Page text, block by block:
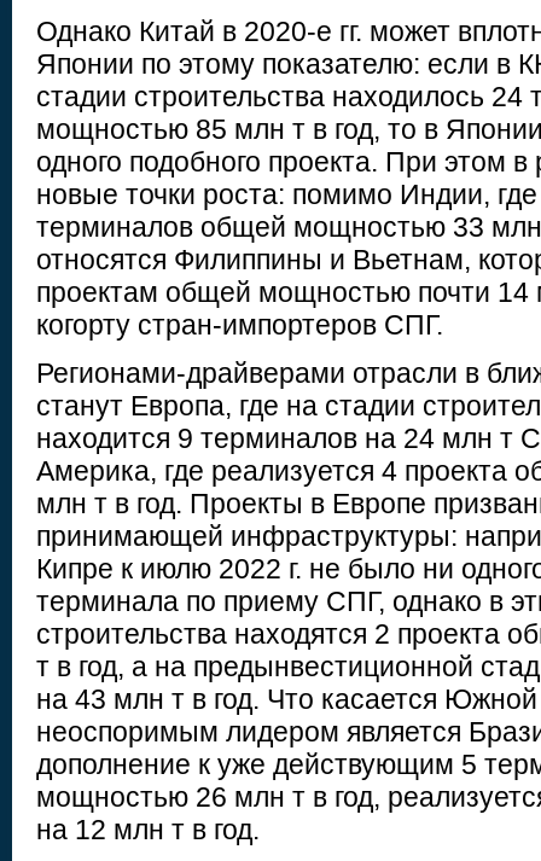
Однако Китай в 2020-е гг. может
Японии по этому показателю: если в
стадии строительства находилось
мощностью 85 млн т в год, то в
одного подобного проекта. При этом в
новые точки роста: помимо Индии,
терминалов общей мощностью 33 млн
относятся Филиппины и Вьетнам,
проектам общей мощностью почти 14
когорту стран-импортеров СПГ.
Регионами-драйверами отрасли в
станут Европа, где на стадии
находится 9 терминалов на 24 млн т
Америка, где реализуется 4 проекта
млн т в год. Проекты в Европе
принимающей инфраструктуры:
Кипре к июлю 2022 г. не было ни
терминала по приему СПГ, однако в
строительства находятся 2 проекта
т в год, а на предынвестиционной
на 43 млн т в год. Что касается
неоспоримым лидером является
дополнение к уже действующим 5
мощностью 26 млн т в год,
на 12 млн т в год.